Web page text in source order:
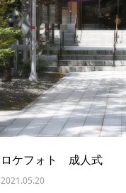
ロケフォト 成人式
2021.05.20